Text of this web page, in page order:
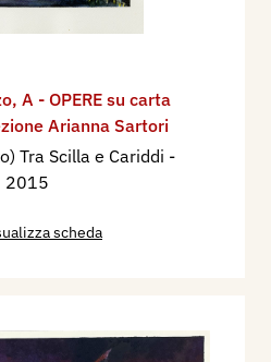
, A - OPERE su carta
Arianna Sartori
Tra Scilla e Cariddi -
2015
scheda